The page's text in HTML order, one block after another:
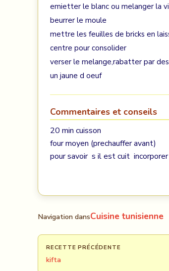
emietter le blanc ou melanger la
beurrer le moule
mettre les feuilles de bricks en
centre pour consolider
verser le melange,rabatter par
un jaune d oeuf
Commentaires et conseils
20 min cuisson
four moyen (prechauffer avant)
pour savoir s il est cuit
Navigation dansCuisine tunisienne
RECETTE PRÉCÉDENTE
kifta